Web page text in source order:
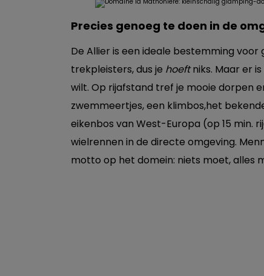
Precies genoeg te doen in de
De Allier is een ideale bestemming
trekpleisters, dus je hoeftniks. Maar er
wilt. Op rijafstand tref je mooie dorpen
zwemmeertjes, een klimbos,het
eikenbos van West-Europa (op 15 min.
wielrennen in de directe omgeving.
motto op het domein: niets moet, alles